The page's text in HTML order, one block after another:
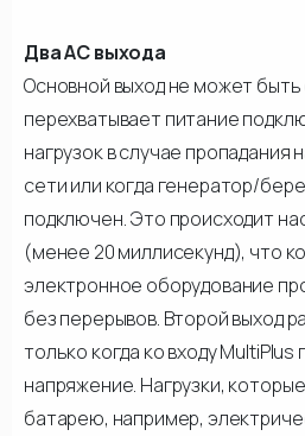
Два АС выхода
Основной выход не может
перехватывает питание
нагрузок в случае
сети или когда генератор/
подключен. Это происходит
(менее 20 миллисекунд), что
электронное оборудование
без перерывов. Второй выход
только когда ко входу
напряжение. Нагрузки,
батарею, например,